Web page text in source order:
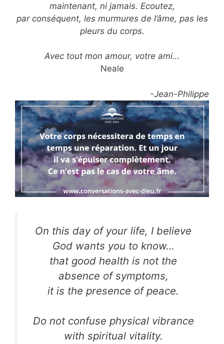
maintenant, ni jamais. Ecoutez,
par conséquent, les murmures de l’âme, pas les
pleurs du corps.
Avec tout mon amour, votre ami…
Neale
-Jean-Philippe
On this day of your life, I believe
God wants you to know…
that good health is not the
absence of symptoms,
it is the presence of peace.
Do not confuse physical vibrance
with spiritual vitality.